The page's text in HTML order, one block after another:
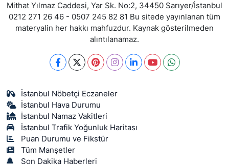
Mithat Yılmaz Caddesi, Yar Sk. No:2, 34450 Sarıyer/İstanbul
0212 271 26 46 - 0507 245 82 81 Bu sitede yayınlanan tüm
materyalin her hakkı mahfuzdur. Kaynak gösterilmeden
alıntılanamaz.
İstanbul Nöbetçi Eczaneler
İstanbul Hava Durumu
İstanbul Namaz Vakitleri
İstanbul Trafik Yoğunluk Haritası
Puan Durumu ve Fikstür
Tüm Manşetler
Son Dakika Haberleri